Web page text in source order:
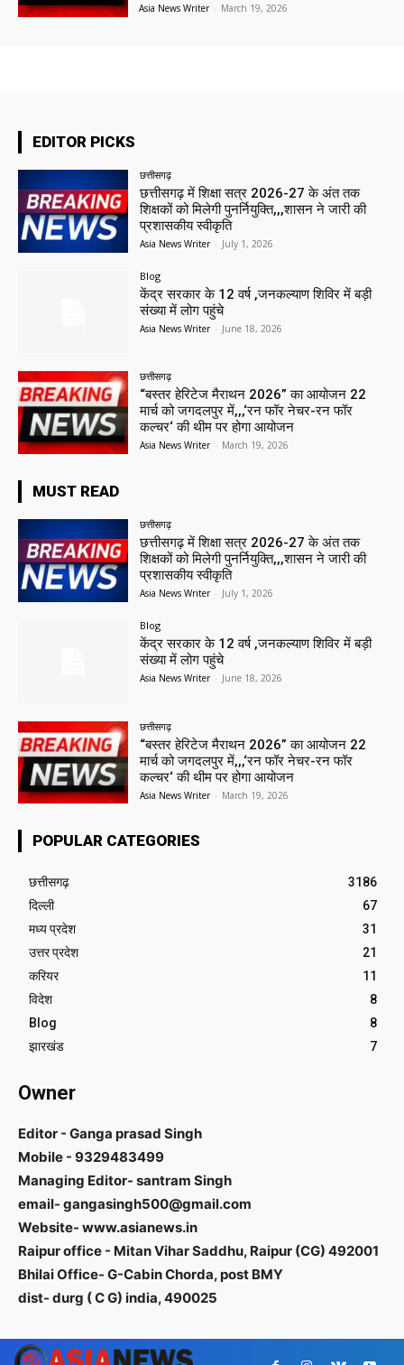
Asia News Writer - March 19, 2026
EDITOR PICKS
छत्तीसगढ़
छत्तीसगढ़ में शिक्षा सत्र 2026-27 के अंत तक
शिक्षकों को मिलेगी पुनर्नियुक्ति,,,शासन ने जारी की
प्रशासकीय स्वीकृति
Asia News Writer - July 1, 2026
Blog
केंद्र सरकार के 12 वर्ष ,जनकल्याण शिविर में बड़ी
संख्या में लोग पहुंचे
Asia News Writer - June 18, 2026
छत्तीसगढ़
“बस्तर हेरिटेज मैराथन 2026” का आयोजन 22
मार्च को जगदलपुर में,,,‘रन फॉर नेचर-रन फॉर
कल्चर‘ की थीम पर होगा आयोजन
Asia News Writer - March 19, 2026
MUST READ
छत्तीसगढ़
छत्तीसगढ़ में शिक्षा सत्र 2026-27 के अंत तक
शिक्षकों को मिलेगी पुनर्नियुक्ति,,,शासन ने जारी की
प्रशासकीय स्वीकृति
Asia News Writer - July 1, 2026
Blog
केंद्र सरकार के 12 वर्ष ,जनकल्याण शिविर में बड़ी
संख्या में लोग पहुंचे
Asia News Writer - June 18, 2026
छत्तीसगढ़
“बस्तर हेरिटेज मैराथन 2026” का आयोजन 22
मार्च को जगदलपुर में,,,‘रन फॉर नेचर-रन फॉर
कल्चर‘ की थीम पर होगा आयोजन
Asia News Writer - March 19, 2026
POPULAR CATEGORIES
छत्तीसगढ़
3186
दिल्ली
67
मध्य प्रदेश
31
उत्तर प्रदेश
21
करियर
11
विदेश
8
Blog
8
झारखंड
7
Owner
Editor - Ganga prasad Singh
Mobile - 9329483499
Managing Editor- santram Singh
email- gangasingh500@gmail.com
Website- www.asianews.in
Raipur office - Mitan Vihar Saddhu, Raipur (CG) 492001
Bhilai Office- G-Cabin Chorda, post BMY
dist- durg ( C G) india, 490025